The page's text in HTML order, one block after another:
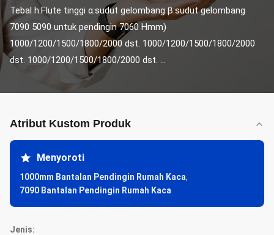
Tebal h:Flute tinggi α:sudut gelombang β:sudut gelombang
7090 5090 untuk pendingin 7060 Hmm)
1000/1200/1500/1800/2000 dst. 1000/1200/1500/1800/2000
dst. 1000/1200/1500/1800/2000 dst. ...
Atribut Kustom Produk
Menyoroti
1000mm Bantalan Pendingin Rumah Kaca,
7090 Bantalan Pendingin Rumah Kaca
Jenis: